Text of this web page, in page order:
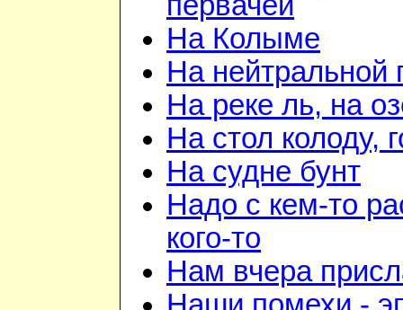
На Колыме
На нейтральной
На реке ль, на
На стол колоду,
На судне бунт
Надо с кем-то
кого-то
Нам вчера